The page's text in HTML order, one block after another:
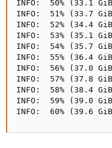
INFO:  50% (33.1
INFO:  51% (33.7
INFO:  52% (34.4
INFO:  53% (35.1
INFO:  54% (35.7
INFO:  55% (36.4
INFO:  56% (37.0
INFO:  57% (37.8
INFO:  58% (38.4
INFO:  59% (39.0
INFO:  60% (39.6